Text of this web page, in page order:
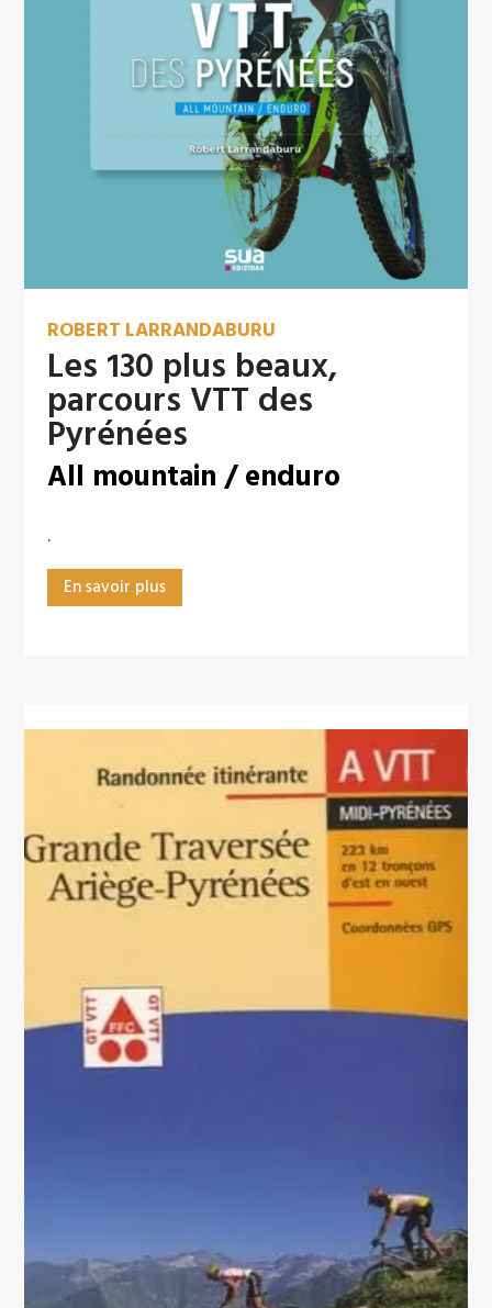
ROBERT LARRANDABURU
Les 130 plus beaux,
parcours VTT des
Pyrénées
All mountain / enduro
.
En savoir plus